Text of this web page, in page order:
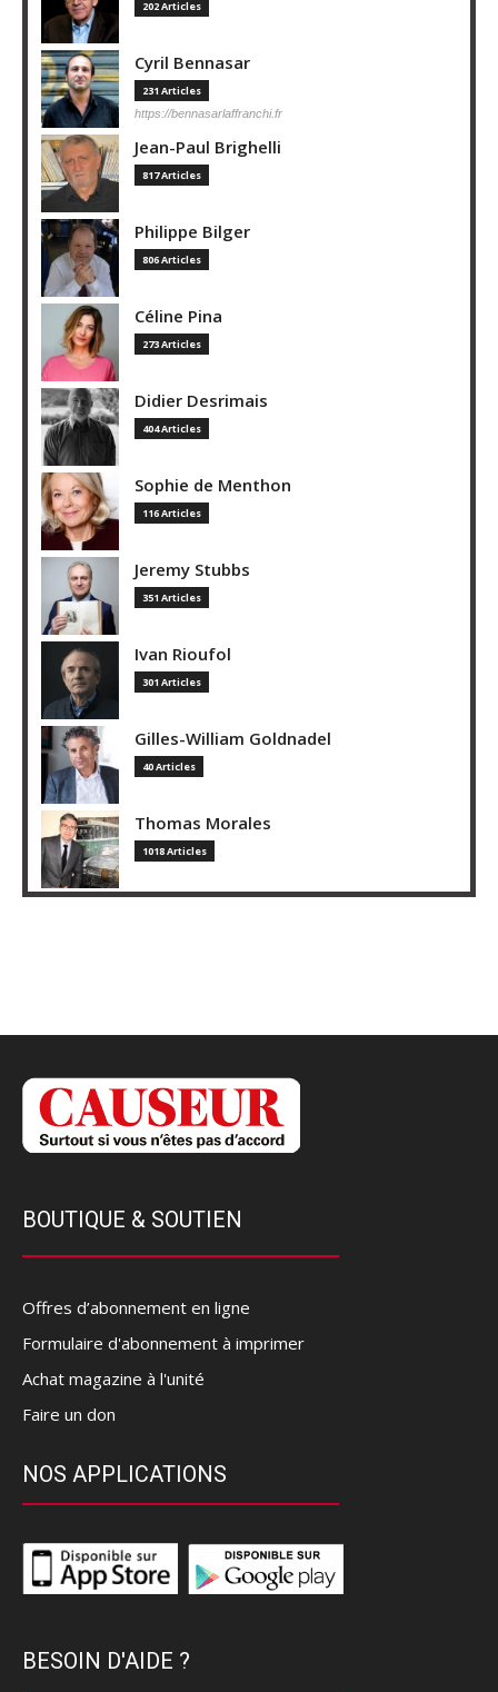
202 Articles
Cyril Bennasar
231 Articles
https://bennasarlaffranchi.fr
Jean-Paul Brighelli
817 Articles
Philippe Bilger
806 Articles
Céline Pina
273 Articles
Didier Desrimais
404 Articles
Sophie de Menthon
116 Articles
Jeremy Stubbs
351 Articles
Ivan Rioufol
301 Articles
Gilles-William Goldnadel
40 Articles
Thomas Morales
1018 Articles
BOUTIQUE & SOUTIEN
Offres d’abonnement en ligne
Formulaire d'abonnement à imprimer
Achat magazine à l'unité
Faire un don
NOS APPLICATIONS
BESOIN D'AIDE ?